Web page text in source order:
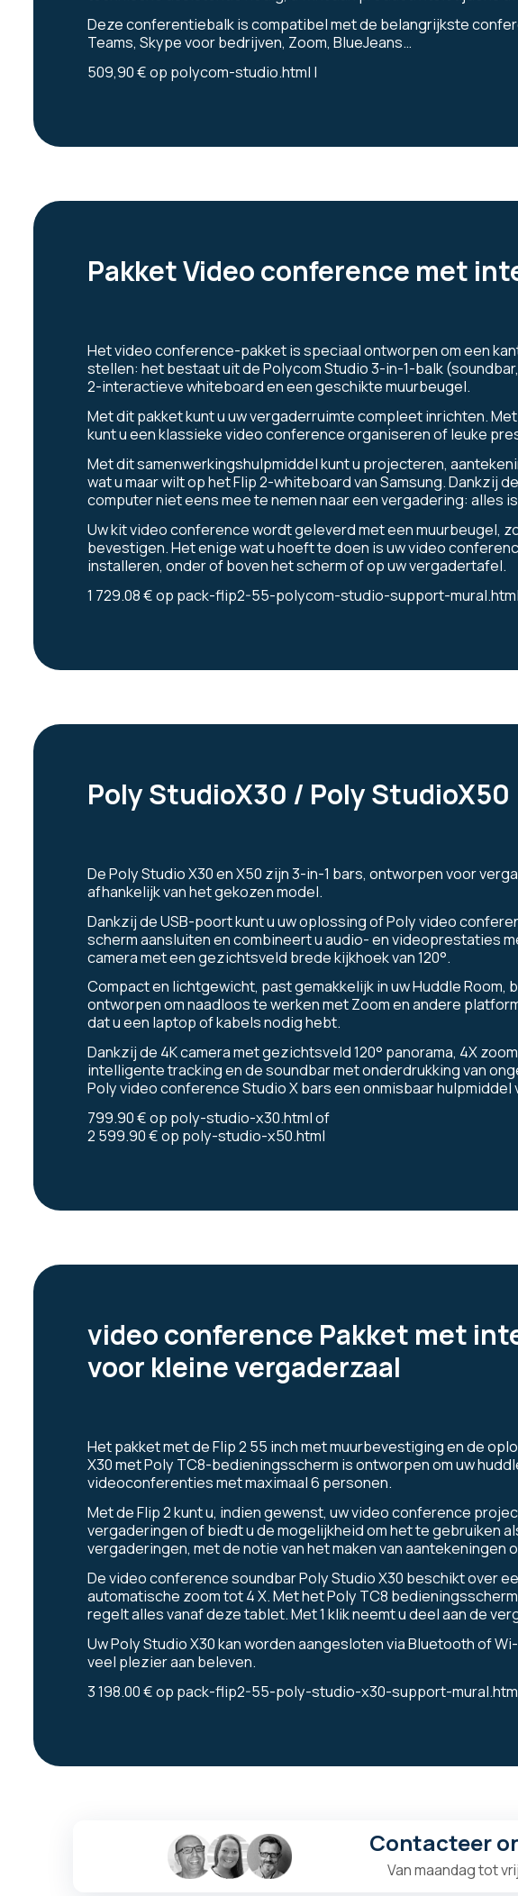
Deze conferentiebalk is compatibel met de belangrijkste
Teams, Skype voor bedrijven, Zoom, BlueJeans…
509,90 € op polycom-studio.html l
Pakket Video conference met
Het video conference-pakket is speciaal ontworpen om een
stellen: het bestaat uit de Polycom Studio 3-in-1-balk
2-interactieve whiteboard en een geschikte muurbeugel.
Met dit pakket kunt u uw vergaderruimte compleet inrichten. Met
kunt u een klassieke video conference organiseren of leuke
Met dit samenwerkingshulpmiddel kunt u projecteren,
wat u maar wilt op het Flip 2-whiteboard van Samsung. Dankzij
computer niet eens mee te nemen naar een vergadering: alles
Uw kit video conference wordt geleverd met een muurbeugel,
bevestigen. Het enige wat u hoeft te doen is uw video
installeren, onder of boven het scherm of op uw vergadertafel.
1 729.08 €op pack-flip2-55-polycom-studio-support-mural.html
Poly StudioX30 / Poly StudioX50
De Poly Studio X30 en X50 zijn 3-in-1 bars, ontworpen voor
afhankelijk van het gekozen model.
Dankzij de USB-poort kunt u uw oplossing of Poly video
scherm aansluiten en combineert u audio- en videoprestaties
camera met een gezichtsveld brede kijkhoek van 120°.
Compact en lichtgewicht, past gemakkelijk in uw Huddle Room,
ontworpen om naadloos te werken met Zoom en andere
dat u een laptop of kabels nodig hebt.
Dankzij de 4K camera met gezichtsveld 120° panorama, 4X
intelligente tracking en de soundbar met onderdrukking van
Poly video conference Studio X bars een onmisbaar
799.90 €op poly-studio-x30.htmlof
2 599.90 €op poly-studio-x50.html
video conference Pakket met
voor kleine vergaderzaal
Het pakket met de Flip 2 55 inch met muurbevestiging en de
X30 met Poly TC8-bedieningsscherm is ontworpen om uw
videoconferenties met maximaal 6 personen.
Met de Flip 2 kunt u, indien gewenst, uw video conference
vergaderingen of biedt u de mogelijkheid om het te gebruiken
vergaderingen, met de notie van het maken van aantekeningen
De video conference soundbar Poly Studio X30 beschikt over
automatische zoom tot 4 X. Met het Poly TC8
regelt alles vanaf deze tablet. Met 1 klik neemt u deel aan de
Uw Poly Studio X30 kan worden aangesloten via Bluetooth of
veel plezier aan beleven.
3 198.00 €op pack-flip2-55-poly-studio-x30-support-
Contacteer
Van maandag tot